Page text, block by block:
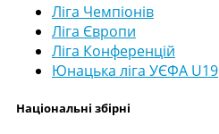
Ліга Чемпіонів
Ліга Європи
Ліга Конференцій
Юнацька ліга УЄФА U19
Національні збірні